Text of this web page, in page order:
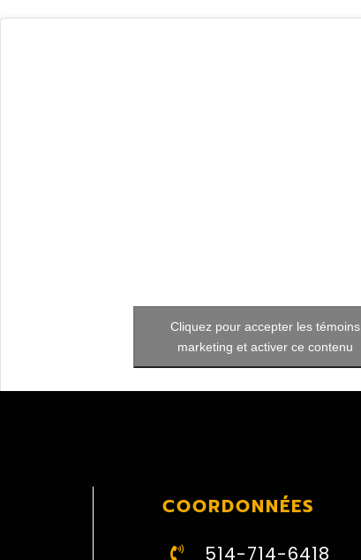
Cliquez pour accepter les témoins
marketing et activer ce contenu
COORDONNÉES
514-714-6418